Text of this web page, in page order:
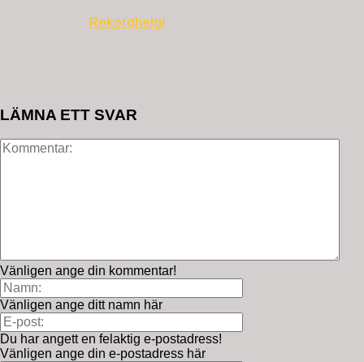
Rekordhelg!
LÄMNA ETT SVAR
Vänligen ange din kommentar!
Vänligen ange ditt namn här
Du har angett en felaktig e-postadress!
Vänligen ange din e-postadress här